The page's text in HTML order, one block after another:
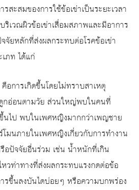
รสะสมของการใช้ข้อเข่าเป็นระยะเวลา
ริเวณผิวข้อเข่าเสื่อมสภาพและมีอาการ
จัยหลักที่ส่งผลกระทบต่อโรคข้อเข่า
ภท ได้แก่
คือการเกิดขึ้นโดยไม่ทราบสาเหตุ
กอ่อนตามวัย ส่วนใหญ่พบในคนที่
ไป พบในเพศหญิงมากกว่าเพญชาย
มนภายในเพศหญิงเกี่ยวกับการทำงาน
อปัจจัยอื่นร่วม เช่น น้ำหนักที่เกิน
วท่าทางที่ส่งผลกระทบแรงกดต่อข้อ
ารขึ้นลงบันไดบ่อยๆ หรือความบกพร่อง